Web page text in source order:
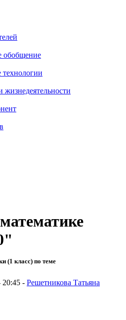
обобщение
жизнедеятельности
(1 класс) по теме
20:45 - Решетникова Татьяна